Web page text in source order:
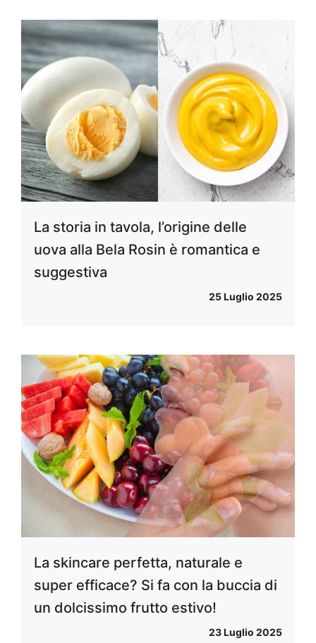
La storia in tavola, l’origine delle
uova alla Bela Rosin è romantica e
suggestiva
25 Luglio 2025
La skincare perfetta, naturale e
super efficace? Si fa con la buccia di
un dolcissimo frutto estivo!
23 Luglio 2025